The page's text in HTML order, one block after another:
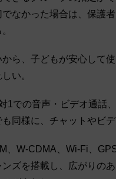
なかった場合は、保護
から、子どもが安心して
い。
1での音声・ビデオ通話
同様に、チャットやビ
、W-CDMA、Wi-Fi、
ズを搭載し、広がりの